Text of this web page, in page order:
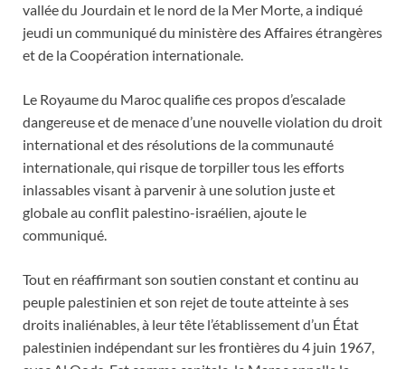
vallée du Jourdain et le nord de la Mer Morte, a indiqué
jeudi un communiqué du ministère des Affaires étrangères
et de la Coopération internationale.
Le Royaume du Maroc qualifie ces propos d’escalade
dangereuse et de menace d’une nouvelle violation du droit
international et des résolutions de la communauté
internationale, qui risque de torpiller tous les efforts
inlassables visant à parvenir à une solution juste et
globale au conflit palestino-israélien, ajoute le
communiqué.
Tout en réaffirmant son soutien constant et continu au
peuple palestinien et son rejet de toute atteinte à ses
droits inaliénables, à leur tête l’établissement d’un État
palestinien indépendant sur les frontières du 4 juin 1967,